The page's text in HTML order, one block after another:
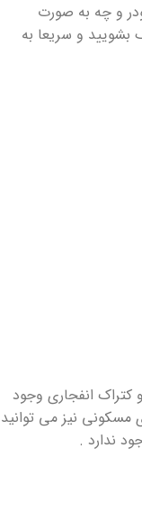
و چه به صورت
بشویید و سریعا به
انفجاری وجود
مسکونی نیز می توانید
ندارد .